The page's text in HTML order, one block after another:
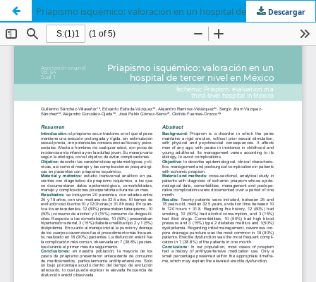
Priapismo isquémico: valoración en un hospital de tercer nivel en México
Descargar